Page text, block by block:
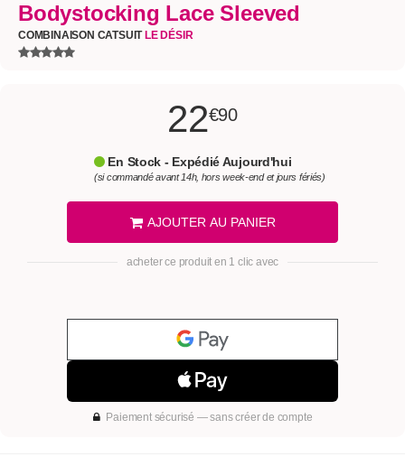
Bodystocking Lace Sleeved
COMBINAISON CATSUIT LE DÉSIR
22€90
En Stock - Expédié Aujourd'hui
(si commandé avant 14h, hors week-end et jours fériés)
AJOUTER AU PANIER
acheter ce produit en 1 clic avec
Paiement sécurisé — sans créer de compte